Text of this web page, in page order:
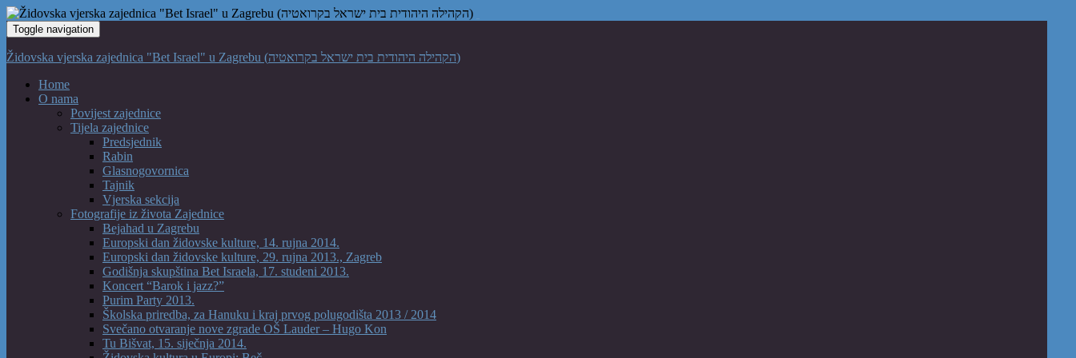
Toggle navigation
Židovska vjerska zajednica "Bet Israel" u Zagrebu (הקהילה היהודית בית ישראל בקרואטיה)
Home
O nama
Povijest zajednice
Tijela zajednice
Predsjednik
Rabin
Glasnogovornica
Tajnik
Vjerska sekcija
Fotografije iz života Zajednice
Bejahad u Zagrebu
Europski dan židovske kulture, 14. rujna 2014.
Europski dan židovske kulture, 29. rujna 2013., Zagreb
Godišnja skupština Bet Israela, 17. studeni 2013.
Koncert “Barok i jazz?”
Purim Party 2013.
Školska priredba, za Hanuku i kraj prvog polugodišta 2013 / 2014
Svečano otvaranje nove zgrade OŠ Lauder – Hugo Kon
Tu Bišvat, 15. siječnja 2014.